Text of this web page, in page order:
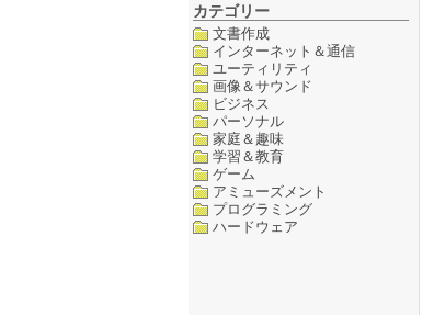
カテゴリー
文書作成
インターネット＆通信
ユーティリティ
画像＆サウンド
ビジネス
パーソナル
家庭＆趣味
学習＆教育
ゲーム
アミューズメント
プログラミング
ハードウェア